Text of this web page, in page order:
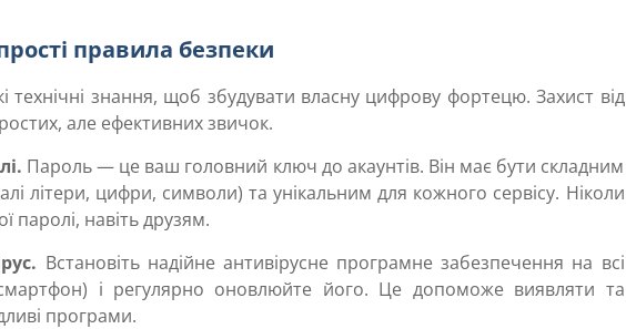
правила безпеки
технічні знання, щоб збудувати власну цифрову фортецю. Захист від
але ефективних звичок.
Пароль — це ваш головний ключ до акаунтів. Він має бути складним
літери, цифри, символи) та унікальним для кожного сервісу. Ніколи
паролі, навіть друзям.
Встановіть надійне антивірусне програмне забезпечення на всі
і регулярно оновлюйте його. Це допоможе виявляти та
програми.